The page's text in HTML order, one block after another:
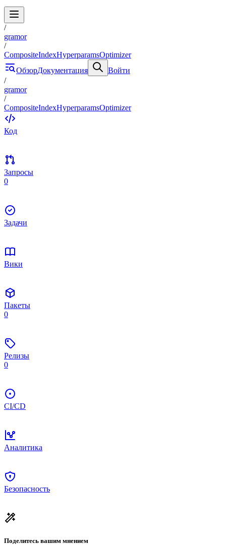
/
gramor
/
CompositeIndexHyperparamsOptimizer
ОбзорДокументация
Войти
/
gramor
/
CompositeIndexHyperparamsOptimizer
Код
Запросы
0
Задачи
Вики
Пакеты
0
Релизы
0
CI/CD
Аналитика
Безопасность
Поделитесь вашим мнением